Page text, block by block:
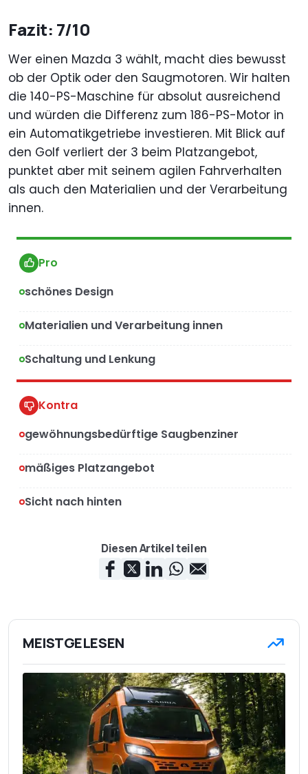
Fazit: 7/10
Wer einen Mazda 3 wählt, macht dies bewusst
ob der Optik oder den Saugmotoren. Wir halten
die 140-PS-Maschine für absolut ausreichend
und würden die Differenz zum 186-PS-Motor in
ein Automatikgetriebe investieren. Mit Blick auf
den Golf verliert der 3 beim Platzangebot,
punktet aber mit seinem agilen Fahrverhalten
als auch den Materialien und der Verarbeitung
innen.
Pro
schönes Design
Materialien und Verarbeitung innen
Schaltung und Lenkung
Kontra
gewöhnungsbedürftige Saugbenziner
mäßiges Platzangebot
Sicht nach hinten
Diesen Artikel teilen
MEISTGELESEN